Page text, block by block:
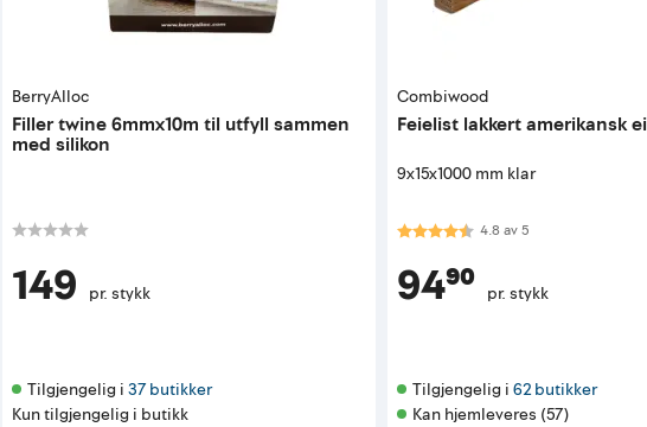
BerryAlloc
Filler twine 6mmx10m til utfyll sammen
med silikon
149 pr. stykk
Tilgjengelig i 37 butikker
Kun tilgjengelig i butikk
Combiwood
Feielist lakkert amerikansk
9x15x1000 mm klar
Karakter:4.8 av 5 mulige
4.8av5
94⁹⁰ pr. stykk
Tilgjengelig i 62 butikker
Kan hjemleveres (57)